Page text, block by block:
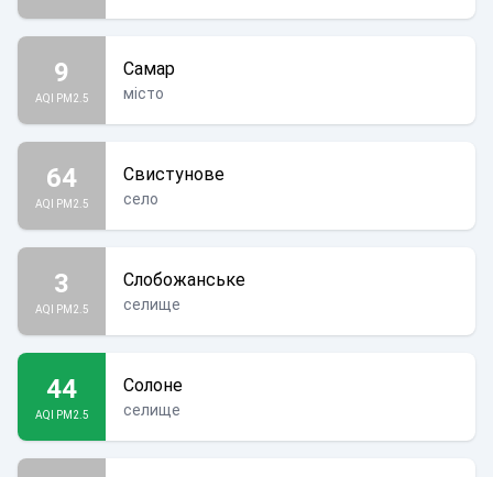
9
AQI PM2.5
Самар
місто
64
AQI PM2.5
Свистунове
село
3
AQI PM2.5
Слобожанське
селище
44
AQI PM2.5
Солоне
селище